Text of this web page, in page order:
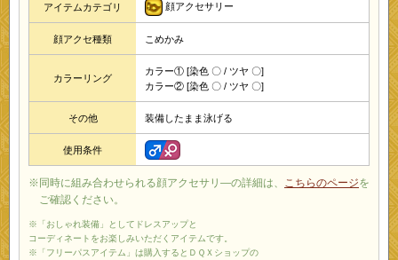
アイテムカテゴリ 顔アクセサリー
顔アクセ種類 こめかみ
カラーリング
カラー① [染色 〇 / ツヤ 〇]
カラー② [染色 〇 / ツヤ 〇]
その他 装備したまま泳げる
使用条件
※同時に組み合わせられる顔アクセサリ―の詳細は、 こちらのページを
ご確認ください。
※「おしゃれ装備」としてドレスアップと
コーディネートをお楽しみいただくアイテムです。
※「フリーパスアイテム」は購入するとＤＱＸショップの